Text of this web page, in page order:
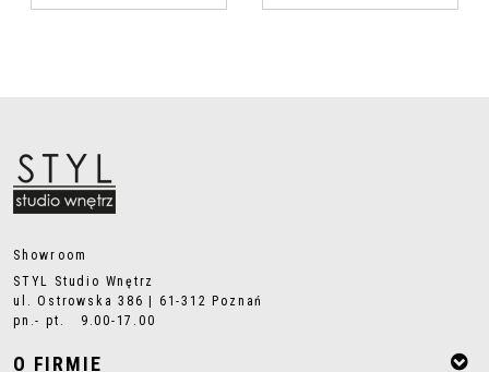
Showroom
STYL Studio Wnętrz
ul. Ostrowska 386 | 61-312 Poznań
pn.- pt. 9.00-17.00
O FIRMIE